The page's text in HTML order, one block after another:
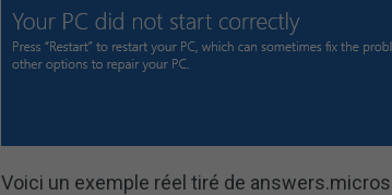
Voici un exemple réel tiré de